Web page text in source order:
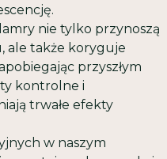
nie tylko przynoszą
ale także koryguje
przyszłym
kontrolne i
trwałe efekty
w naszym